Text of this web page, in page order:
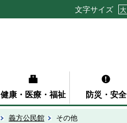
文字サイズ 大
健康・医療・福祉 防災・安全
義方公民館 その他